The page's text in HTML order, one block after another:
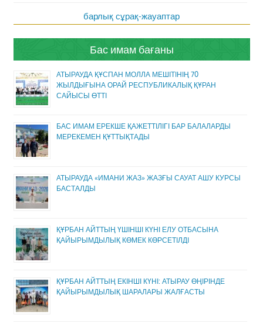
барлық сұрақ-жауаптар
Бас имам бағаны
АТЫРАУДА ҚҰСПАН МОЛЛА МЕШІТІНІҢ 70
ЖЫЛДЫҒЫНА ОРАЙ РЕСПУБЛИКАЛЫҚ ҚҰРАН
САЙЫСЫ ӨТТІ
БАС ИМАМ ЕРЕКШЕ ҚАЖЕТТІЛІГІ БАР БАЛАЛАРДЫ
МЕРЕКЕМЕН ҚҰТТЫҚТАДЫ
АТЫРАУДА «ИМАНИ ЖАЗ» ЖАЗҒЫ САУАТ АШУ КУРСЫ
БАСТАЛДЫ
ҚҰРБАН АЙТТЫҢ ҮШІНШІ КҮНІ ЕЛУ ОТБАСЫНА
ҚАЙЫРЫМДЫЛЫҚ КӨМЕК КӨРСЕТІЛДІ
ҚҰРБАН АЙТТЫҢ ЕКІНШІ КҮНІ: АТЫРАУ ӨҢІРІНДЕ
ҚАЙЫРЫМДЫЛЫҚ ШАРАЛАРЫ ЖАЛҒАСТЫ